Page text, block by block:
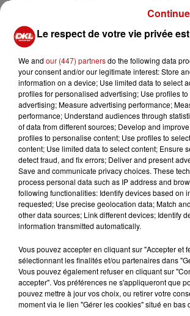
Commune de Brunstatt-Didenheim
programmation avec des concerts
Saint-Georges rue du Château à
18 juin de 20h à 22h30 avec The Hook !
Concerts gratuits & assis, places
personnes – port du masque
ATTENTION PLACES LIMITEES
Ajouter à votre calendrier
Date
18 juin 2021 à
au18 juin 2021 à
Tarif Gratuit
Le respect de votre vie privée
We and our (447) partnersdo the following data
your consent and/or our legitimate interest: Store
information on a device; Use limited data to select
profiles for personalised advertising; Use profiles
advertising; Measure advertising performance;
performance; Understand audiences through
of data from different sources; Develop and
profiles to personalise content; Use profiles to
content; Use limited data to select content; Ensure
detect fraud, and fix errors; Deliver and present
Save and communicate privacy choices. These
process personal data such as IP address and
following functionalities: Identify devices based on
requested; Use precise geolocation data; Match
other data sources; Link different devices; Identify
information transmitted automatically.
Vous pouvez accepter en cliquant sur "Accepter et
sélectionnant les finalités et/ou partenaires dans
Vous pouvez également refuser en cliquant sur
accepter". Vos préférences ne s'appliqueront que
pouvez mettre à jour vos choix, ou retirer votre
moment via le lien "Gérer les cookies" situé en bas